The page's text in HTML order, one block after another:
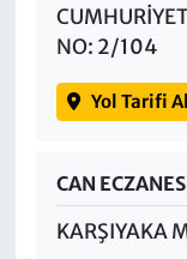
NO: 2/104
Yol Tarifi Al
CAN
KARŞIYAKA